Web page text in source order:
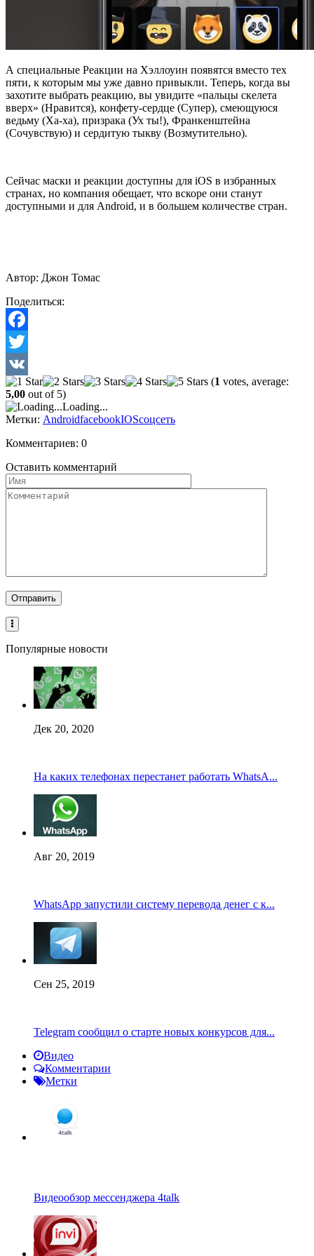
А специальные Реакции на Хэллоуин появятся вместо тех
пяти, к которым мы уже давно привыкли. Теперь, когда вы
захотите выбрать реакцию, вы увидите «пальцы скелета
вверх» (Нравится), конфету-сердце (Супер), смеющуюся
ведьму (Ха-ха), призрака (Ух ты!), Франкенштейна
(Сочувствую) и сердитую тыкву (Возмутительно).
Сейчас маски и реакции доступны для iOS в избранных
странах, но компания обещает, что вскоре они станут
доступными и для Android, и в большем количестве стран.
Автор: Джон Томас
Поделиться:
Facebook
Twitter
VK
(1 votes, average:
5,00 out of 5)
Loading...
Метки: AndroidfacebookIOSсоцсеть
Комментариев: 0
Оставить комментарий
Популярные новости
Дек 20, 2020
На каких телефонах перестанет работать WhatsA...
Авг 20, 2019
WhatsApp запустили систему перевода денег с к...
Сен 25, 2019
Telegram сообщил о старте новых конкурсов для...
Видео
Комментарии
Метки
Видеообзор мессенджера 4talk